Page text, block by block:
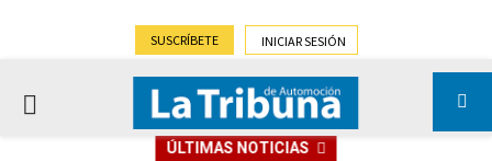
SUSCRÍBETE INICIAR SESIÓN
PRIMARY
ÚLTIMAS NOTICIAS